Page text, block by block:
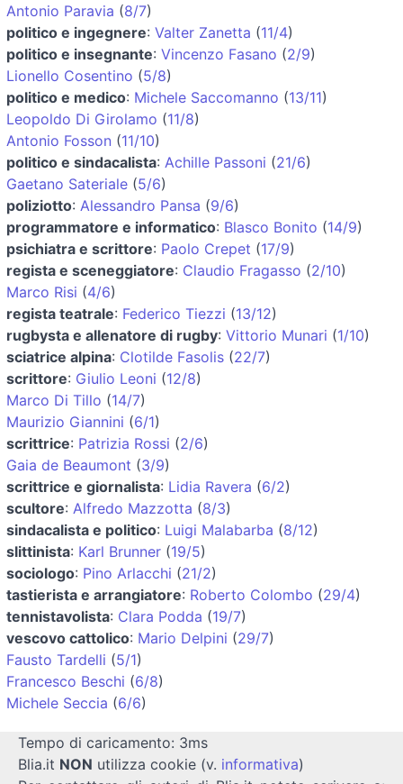
Antonio Paravia (8/7)
politico e ingegnere: Valter Zanetta (11/4)
politico e insegnante: Vincenzo Fasano (2/9)
Lionello Cosentino (5/8)
politico e medico: Michele Saccomanno (13/11)
Leopoldo Di Girolamo (11/8)
Antonio Fosson (11/10)
politico e sindacalista: Achille Passoni (21/6)
Gaetano Sateriale (5/6)
poliziotto: Alessandro Pansa (9/6)
programmatore e informatico: Blasco Bonito (14/9)
psichiatra e scrittore: Paolo Crepet (17/9)
regista e sceneggiatore: Claudio Fragasso (2/10)
Marco Risi (4/6)
regista teatrale: Federico Tiezzi (13/12)
rugbysta e allenatore di rugby: Vittorio Munari (1/10)
sciatrice alpina: Clotilde Fasolis (22/7)
scrittore: Giulio Leoni (12/8)
Marco Di Tillo (14/7)
Maurizio Giannini (6/1)
scrittrice: Patrizia Rossi (2/6)
Gaia de Beaumont (3/9)
scrittrice e giornalista: Lidia Ravera (6/2)
scultore: Alfredo Mazzotta (8/3)
sindacalista e politico: Luigi Malabarba (8/12)
slittinista: Karl Brunner (19/5)
sociologo: Pino Arlacchi (21/2)
tastierista e arrangiatore: Roberto Colombo (29/4)
tennistavolista: Clara Podda (19/7)
vescovo cattolico: Mario Delpini (29/7)
Fausto Tardelli (5/1)
Francesco Beschi (6/8)
Michele Seccia (6/6)
Tempo di caricamento: 3ms
Blia.it NON utilizza cookie (v. informativa)